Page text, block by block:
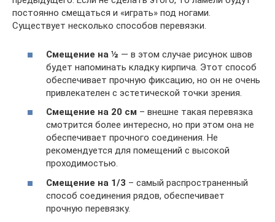
постоянно смещаться и «играть» под ногами.
Существует несколько способов перевязки.
Смещение на ½ — в этом случае рисунок швов
будет напоминать кладку кирпича. Этот способ
обеспечивает прочную фиксацию, но он не очень
привлекателен с эстетической точки зрения.
Смещение на 20 см – внешне такая перевязка
смотрится более интересно, но при этом она не
обеспечивает прочного соединения. Не
рекомендуется для помещений с высокой
проходимостью.
Смещение на 1/3 – самый распространенный
способ соединения рядов, обеспечивает
прочную перевязку.